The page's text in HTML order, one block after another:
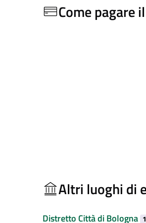
Come pagare
Altri luoghi di
Distretto Città di Bologna